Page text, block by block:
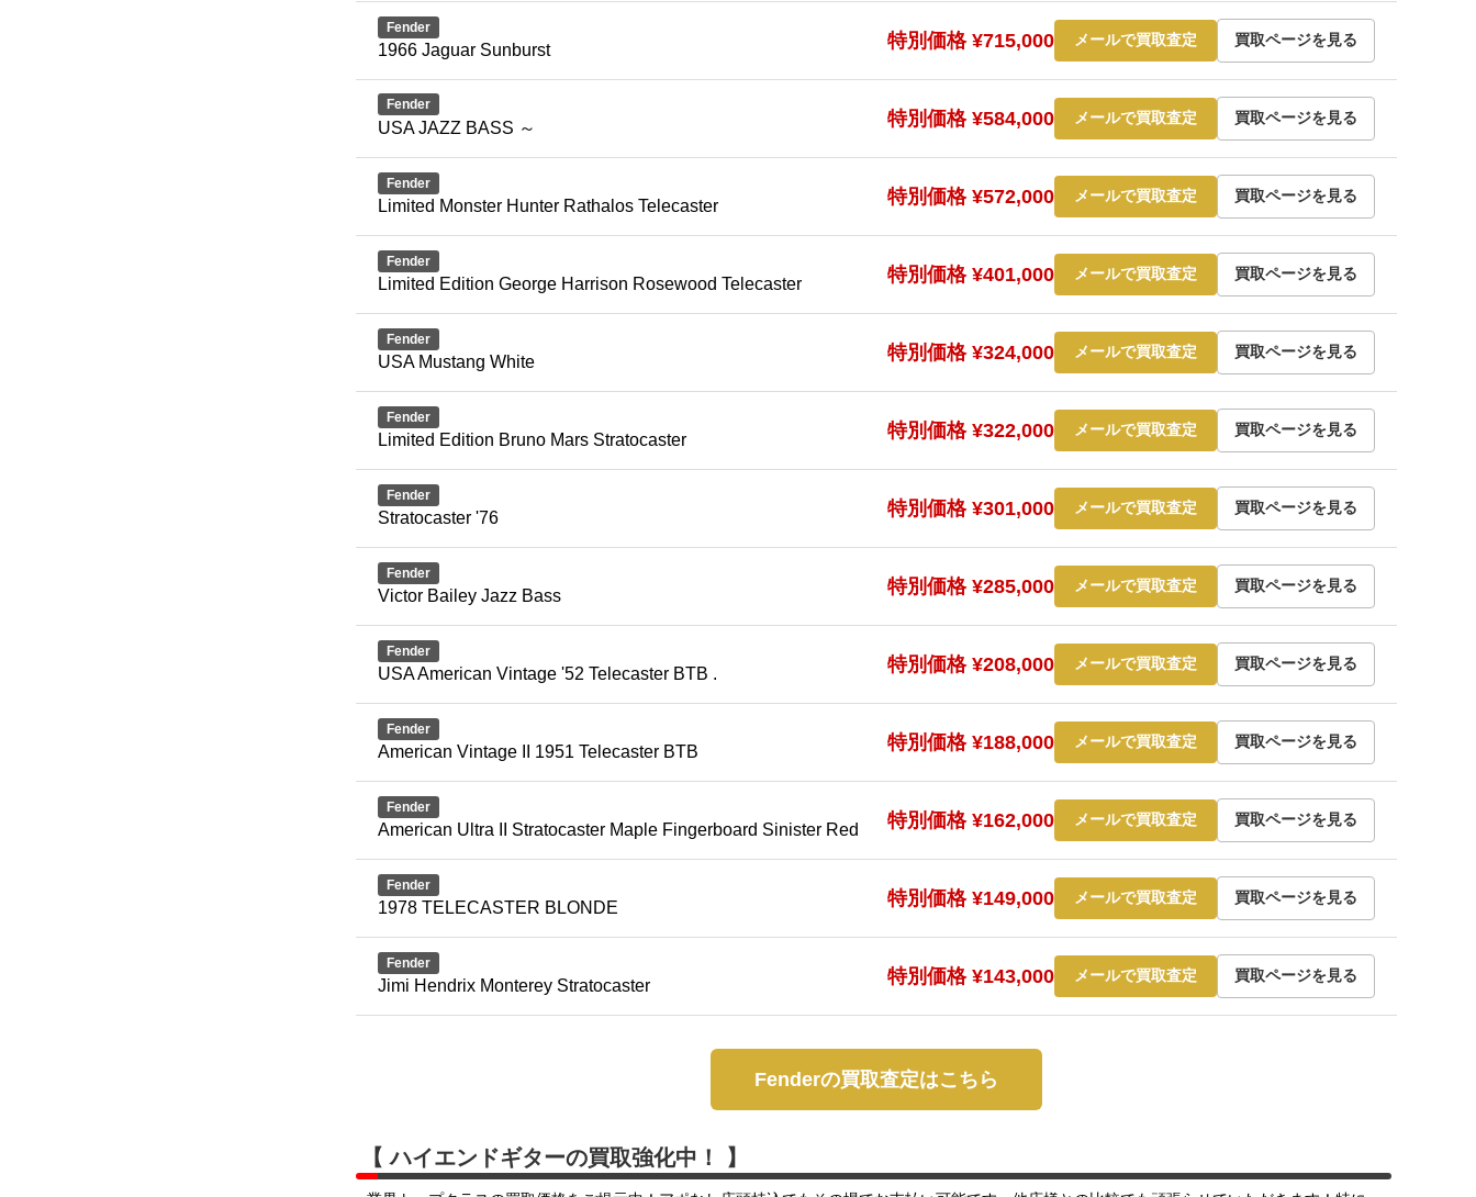
Fender
1966 Jaguar Sunburst 特別価格 ¥715,000 メールで買取査定 買取ページを見る
Fender
USA JAZZ BASS ～ 特別価格 ¥584,000 メールで買取査定 買取ページを見る
Fender
Limited Monster Hunter Rathalos Telecaster 特別価格 ¥572,000 メールで買取査定 買取ページを見る
Fender
Limited Edition George Harrison Rosewood Telecaster 特別価格 ¥401,000 メールで買取査定 買取ページを見る
Fender
USA Mustang White 特別価格 ¥324,000 メールで買取査定 買取ページを見る
Fender
Limited Edition Bruno Mars Stratocaster 特別価格 ¥322,000 メールで買取査定 買取ページを見る
Fender
Stratocaster '76 特別価格 ¥301,000 メールで買取査定 買取ページを見る
Fender
Victor Bailey Jazz Bass 特別価格 ¥285,000 メールで買取査定 買取ページを見る
Fender
USA American Vintage '52 Telecaster BTB . 特別価格 ¥208,000 メールで買取査定 買取ページを見る
Fender
American Vintage II 1951 Telecaster BTB 特別価格 ¥188,000 メールで買取査定 買取ページを見る
Fender
American Ultra II Stratocaster Maple Fingerboard Sinister Red 特別価格 ¥162,000 メールで買取査定 買取ページを見る
Fender
1978 TELECASTER BLONDE 特別価格 ¥149,000 メールで買取査定 買取ページを見る
Fender
Jimi Hendrix Monterey Stratocaster 特別価格 ¥143,000 メールで買取査定 買取ページを見る
Fenderの買取査定はこちら
【 ハイエンドギターの買取強化中！ 】